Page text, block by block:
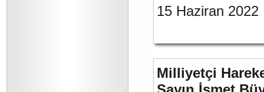
15 Haziran 2022
Milliyetçi